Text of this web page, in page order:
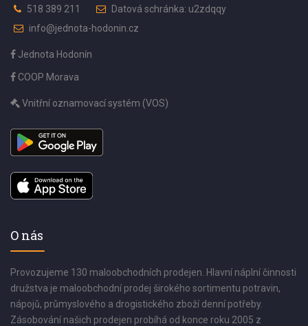
518 389 211
Datová schránka: u2zdqqy
info@jednota-hodonin.cz
Jednota Hodonín
COOP Morava
Vnitřní oznamovací systém (VOS)
O nás
Provozujeme 130 maloobchodních prodejen. Hlavní náplní činnosti
družstva je maloobchodní prodej širokého sortimentu potravin,
nápojů, průmyslového a drogistického zboží denní potřeby.
Zásobování našich prodejen probíhá od konce roku 2005 z